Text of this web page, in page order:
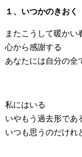
１、いつかのきおく
またこうして暖かい
心から感謝する
あなたには自分の全
私にはいる
いやもう過去形であ
いつも思うのだけれ